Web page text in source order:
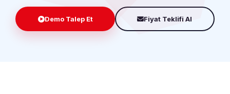
Demo Talep Et Fiyat Teklifi Al